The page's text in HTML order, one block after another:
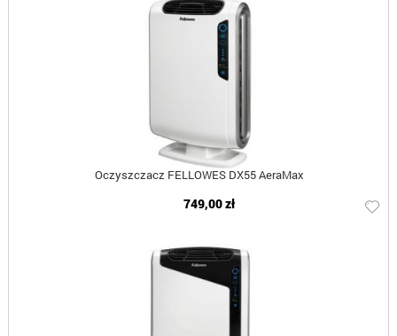
Oczyszczacz FELLOWES DX55 AeraMax
749,00 zł